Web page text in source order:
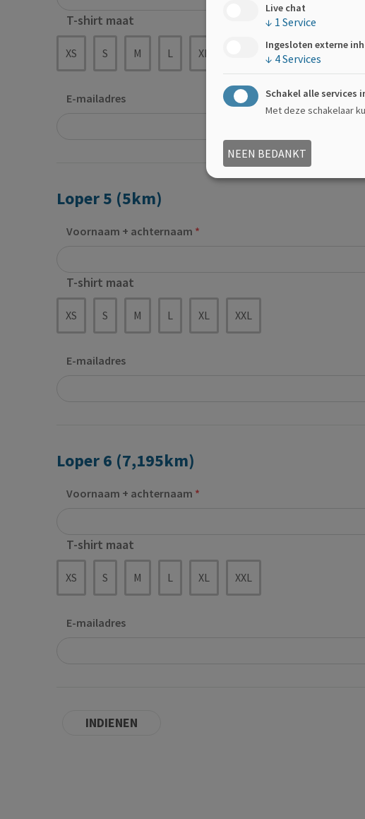
T-shirt maat
XS S M L XL
E-mailadres
Loper 5 (5km)
Voornaam + achternaam
T-shirt maat
XS S M L XL XXL
E-mailadres
Loper 6 (7,195km)
Voornaam + achternaam
T-shirt maat
XS S M L XL XXL
E-mailadres
INDIENEN
Live chat
↓ 1 Service
Ingesloten externe
↓ 4Services
Schakel alle services
Met deze schakelaar
NEEN BEDANKT